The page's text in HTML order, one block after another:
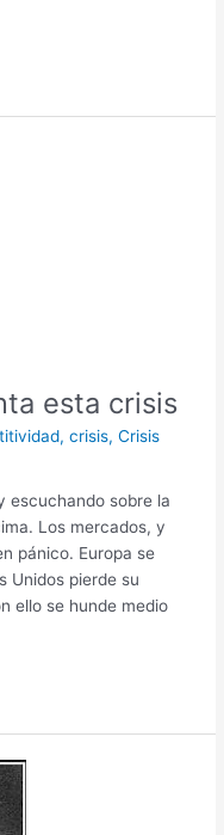
esta crisis
,crisis,Crisis
escuchando sobre la
Los mercados, y
pánico. Europa se
Unidos pierde su
ello se hunde medio